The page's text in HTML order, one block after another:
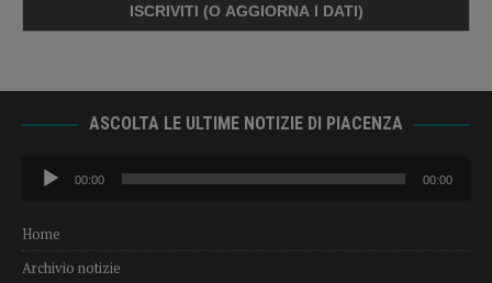
ASCOLTA LE ULTIME NOTIZIE DI PIACENZA
Audio
Player
00:00 00:00
Home
Archivio notizie